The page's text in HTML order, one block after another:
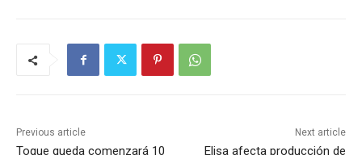
Previous article
Toque queda comenzará 10
Next article
Elisa afecta producción de